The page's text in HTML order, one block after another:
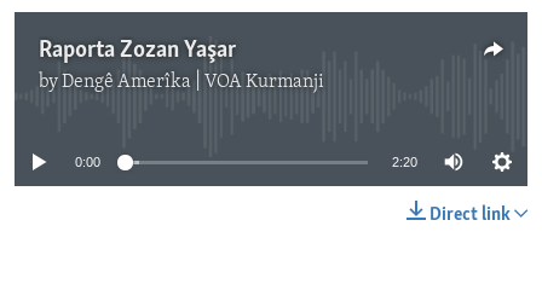
Raporta Zozan Yaşar
byDengê Amerîka | VOA Kurmanji
No media source currently available
0:00 2:20
Direct link